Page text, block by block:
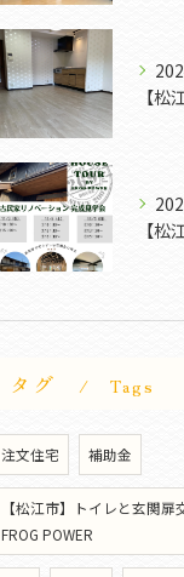
タグ Tags
注文住宅 補助金
【松江市】トイレと玄関扉
FROG POWER